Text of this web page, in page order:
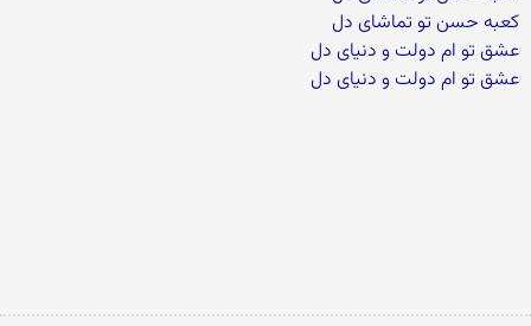
کعبه حسن تو تماشای دل
عشق تو ام دولت و دنیای دل
عشق تو ام دولت و دنیای دل